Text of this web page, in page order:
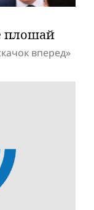
плошай
вперед»